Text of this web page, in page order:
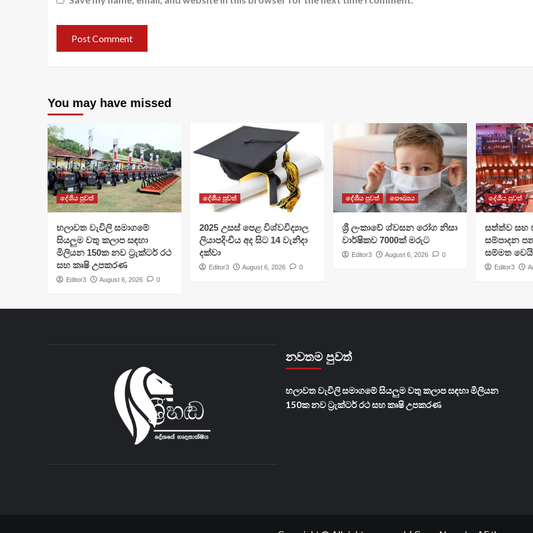
You may have missed
දේශීය පුවත්
හලාවත වැවිලි සමාගමේ
සියලුම වතු කලාප සඳහා
මිලියන 150ක නව ට්‍රැක්ටර් රථ
සහ කෘෂි උපකරණ
Editor3 August 6, 2026 0
දේශීය පුවත්
​2025 උසස් පෙළ විශ්වවිද්‍යාල
ලියාපදිංචිය අද සිට 14 වැනිදා
දක්වා
Editor3 August 6, 2026 0
දේශීය පුවත් සෞඛ්‍යය
ශ්‍රී ලංකාවේ ශ්වසන රෝග නිසා
වාර්ෂිකව 7000ක් මරුට
Editor3 August 6, 2026 0
දේශීය පුවත්
සත්ත්ව සහ
සම්පාදන
සම්මත වෙයි
Editor3
නවතම පුවත්
හලාවත වැවිලි සමාගමේ සියලුම වතු කලාප සඳහා මිලියන
150ක නව ට්‍රැක්ටර් රථ සහ කෘෂි උපකරණ